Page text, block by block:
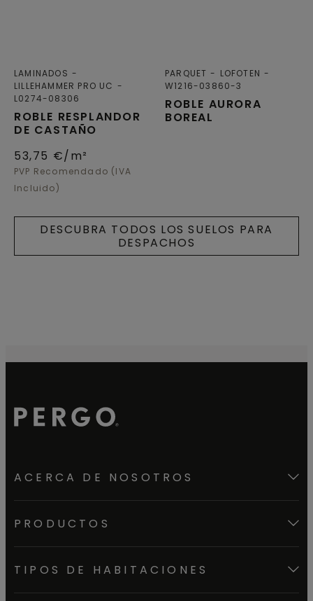
ROBLE RESPLANDOR
DE CASTAÑO
LAMINADOS
LILLEHAMMER PRO UC
L0274-08306
53,75 €/m²
PVP Recomendado (IVA
Incluido)
ROBLE AURORA
BOREAL
PARQUET
LOFOTEN
W1216-03860-3
DESCUBRA TODOS LOS SUELOS PARA
DESPACHOS
ACERCA DE NOSOTROS
PRODUCTOS
TIPOS DE HABITACIONES